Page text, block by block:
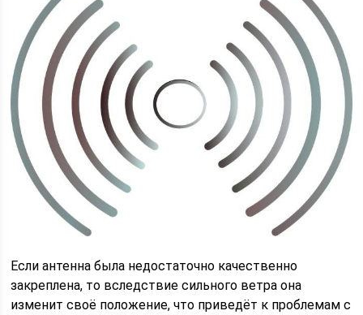
Если антенна была недостаточно качественно
закреплена, то вследствие сильного ветра она
изменит своё положение, что приведёт к проблемам с